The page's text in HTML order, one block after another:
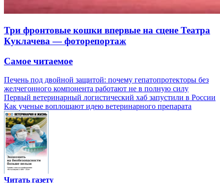
Три фронтовые кошки впервые на сцене Театра
Куклачева — фоторепортаж
Самое читаемое
Печень под двойной защитой: почему гепатопротекторы без
желчегонного компонента работают не в полную силу
Первый ветеринарный логистический хаб запустили в России
Как ученые воплощают идею ветеринарного препарата
Читать газету